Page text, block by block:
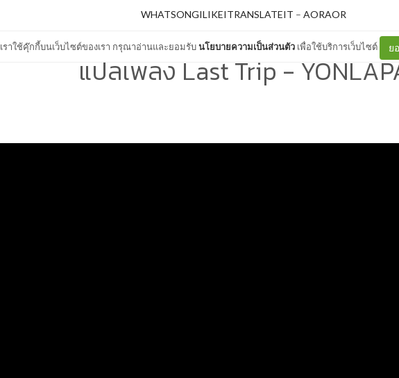
เราใช้คุ๊กกี้บนเว็บไซต์ของเรา กรุณาอ่านและยอมรับนโยบายความเป็นส่วนตัว เพื่อใช้บริการเว็บไซต์ ย
WHATSONGILIKEITRANSLATEIT – AORAOR
แปลเพลง Last Trip -